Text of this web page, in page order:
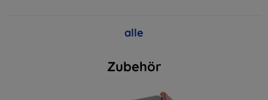
alle
Zubehör